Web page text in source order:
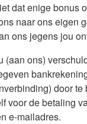
dat enige bonus
naar ons eigen
ons jegens jou
(aan ons)
door
voor de betaling
e-mailadres.